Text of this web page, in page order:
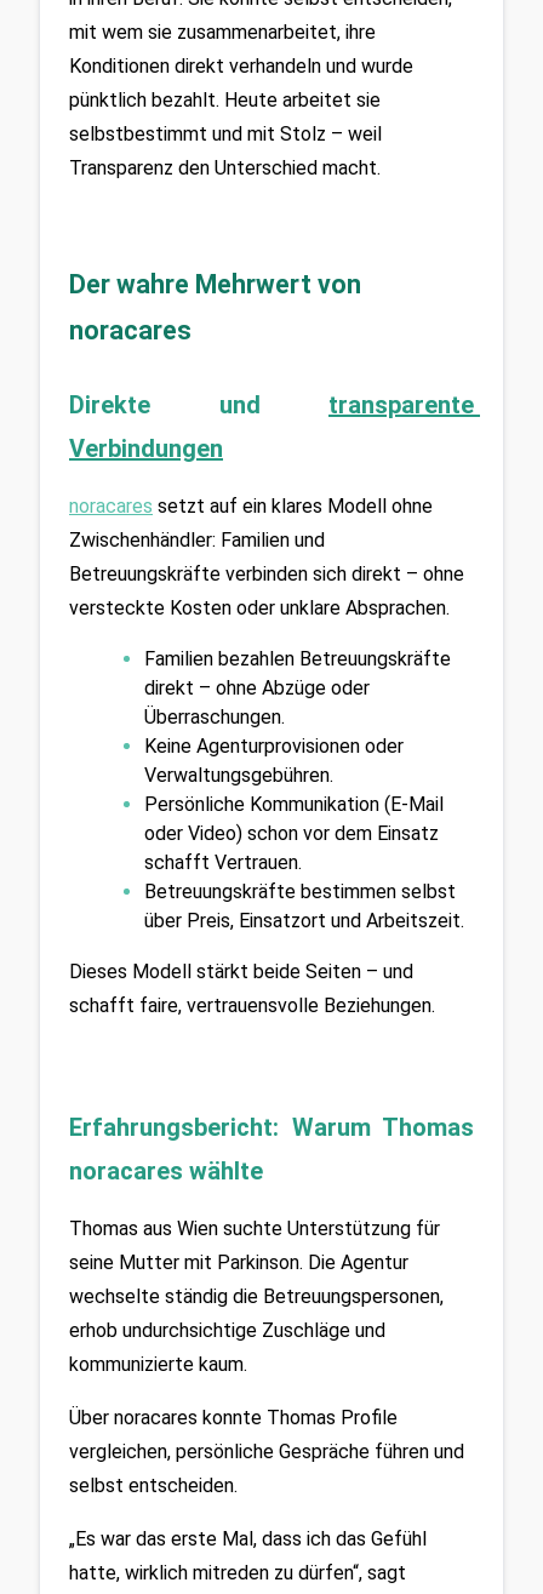
mit wem sie zusammenarbeitet, ihre
Konditionen direkt verhandeln und wurde
pünktlich bezahlt. Heute arbeitet sie
selbstbestimmt und mit Stolz – weil
Transparenz den Unterschied macht.
Der wahre Mehrwert von
noracares
Direkte und transparente
Verbindungen
noracares setzt auf ein klares Modell ohne
Zwischenhändler: Familien und
Betreuungskräfte verbinden sich direkt – ohne
versteckte Kosten oder unklare Absprachen.
Familien bezahlen Betreuungskräfte
direkt – ohne Abzüge oder
Überraschungen.
Keine Agenturprovisionen oder
Verwaltungsgebühren.
Persönliche Kommunikation (E-Mail
oder Video) schon vor dem Einsatz
schafft Vertrauen.
Betreuungskräfte bestimmen selbst
über Preis, Einsatzort und Arbeitszeit.
Dieses Modell stärkt beide Seiten – und
schafft faire, vertrauensvolle Beziehungen.
Erfahrungsbericht: Warum Thomas
noracares wählte
Thomas aus Wien suchte Unterstützung für
seine Mutter mit Parkinson. Die Agentur
wechselte ständig die Betreuungspersonen,
erhob undurchsichtige Zuschläge und
kommunizierte kaum.
Über noracares konnte Thomas Profile
vergleichen, persönliche Gespräche führen und
selbst entscheiden.
„Es war das erste Mal, dass ich das Gefühl
hatte, wirklich mitreden zu dürfen“, sagt